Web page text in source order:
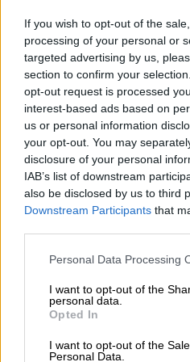
If you wish to opt-out of the
processing of your personal or
targeted advertising by us,
section to confirm your
opt-out request is processed
interest-based ads based on
us or personal information
your opt-out. You may
disclosure of your personal
IAB’s list of downstream
also be disclosed by us to third
Downstream Participants that
Personal Data Processing
I want to opt-out of the
personal data.
Opted In
I want to opt-out of the
Personal Data.
Antonio Espino, psiquiatra
Antonio Espino,
que, entre otras cosas,
de Salud Mental en la
de la necesidad que
integrar la psiquiatría
Pública. Espino habla
había de
psiquiátricos" y la